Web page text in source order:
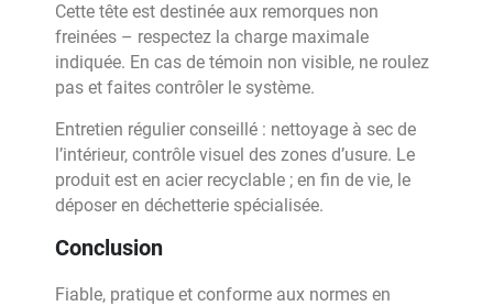
Cette tête est destinée aux remorques non
freinées – respectez la charge maximale
indiquée. En cas de témoin non visible, ne roulez
pas et faites contrôler le système.
Entretien régulier conseillé : nettoyage à sec de
l’intérieur, contrôle visuel des zones d’usure. Le
produit est en acier recyclable ; en fin de vie, le
déposer en déchetterie spécialisée.
Conclusion
Fiable, pratique et conforme aux normes en